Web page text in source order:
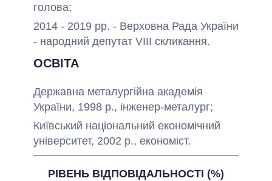
голова;
2014 - 2019 рр. - Верховна Рада України
- народний депутат VIII скликання.
ОСВІТА
Державна металургійна академія
України, 1998 р., інженер-металург;
Київський національний економічний
університет, 2002 р., економіст.
РІВЕНЬ ВІДПОВІДАЛЬНОСТІ (%)